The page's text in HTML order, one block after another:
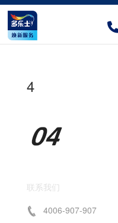
4
联系我们
4006-907-907